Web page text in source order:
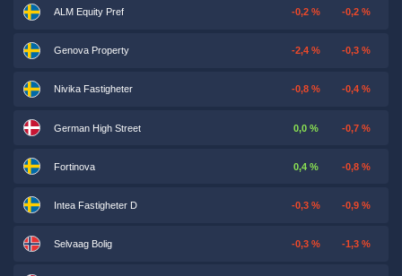
ALM Equity Pref -0,2 % -0,2 %
Genova Property -2,4 % -0,3 %
Nivika Fastigheter -0,8 % -0,4 %
German High Street 0,0 % -0,7 %
Fortinova 0,4 % -0,8 %
Intea Fastigheter D -0,3 % -0,9 %
Selvaag Bolig -0,3 % -1,3 %